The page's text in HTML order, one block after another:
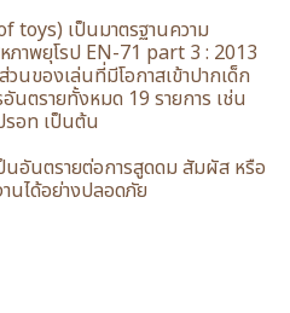
toys) เป็นมาตรฐานความ
ภาพยุโรป EN-71 part 3 : 2013
นของเล่นที่มีโอกาสเข้าปากเด็ก
นตรายทั้งหมด 19 รายการ เช่น
รอท เป็นต้น
นอันตรายต่อการสูดดม สัมผัส หรือ
ได้อย่างปลอดภัย